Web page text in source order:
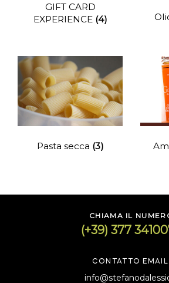
GIFT CARD
EXPERIENCE (4)
Pasta secca (3)
CHIAMA IL
(+39) 377
CONTATTO